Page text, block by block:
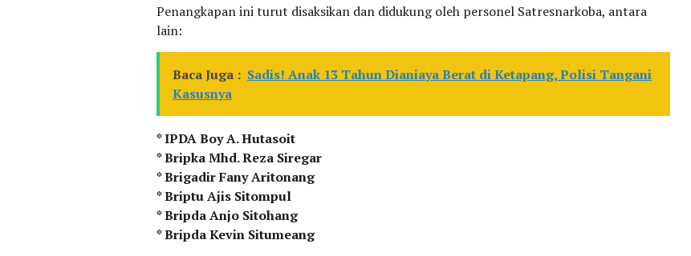
Penangkapan ini turut disaksikan dan didukung oleh personel Satresnarkoba, antara
lain:
Baca Juga : Sadis! Anak 13 Tahun Dianiaya Berat di Ketapang, Polisi Tangani
Kasusnya
* IPDA Boy A. Hutasoit
* Bripka Mhd. Reza Siregar
* Brigadir Fany Aritonang
* Briptu Ajis Sitompul
* Bripda Anjo Sitohang
* Bripda Kevin Situmeang